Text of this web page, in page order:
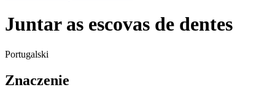
Juntar as escovas de dentes
Portugalski
Znaczenie